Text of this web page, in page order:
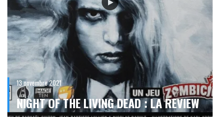
13 novembre 2021
NIGHT OF THE LIVING DEAD : LA REVIEW